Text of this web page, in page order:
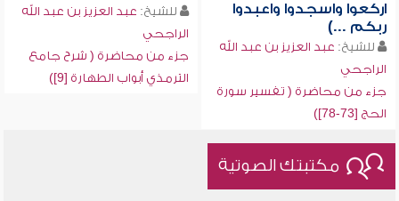
اركعوا واسجدوا واعبدوا
ربكم ...)
للشيخ: عبد العزيز بن عبد الله
الراجحي
جزء من محاضرة ( تفسير سورة
الحج [73-78])
للشيخ: عبد العزيز بن عبد الله
الراجحي
جزء من محاضرة ( شرح جامع
الترمذي أبواب الطهارة [9])
مكتبتك الصوتية